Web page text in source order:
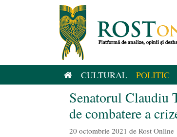
CULTURAL POLITIC
Senatorul Claudiu
de combatere a
20 octombrie 2021 de Rost Online